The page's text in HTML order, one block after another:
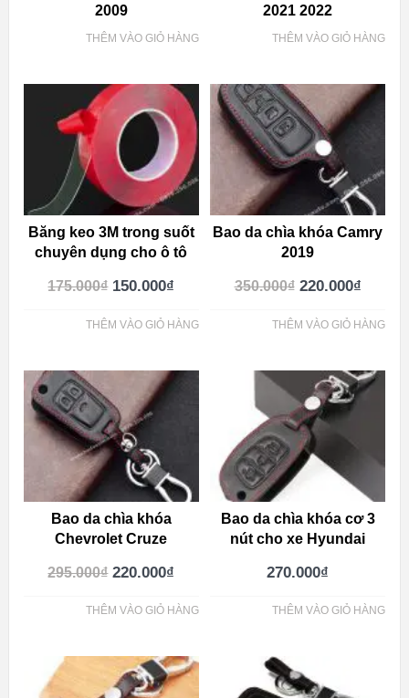
2009
THÊM VÀO GIỎ HÀNG
2021 2022
THÊM VÀO GIỎ HÀNG
Băng keo 3M trong suốt
chuyên dụng cho ô tô
175.000₫ 150.000₫
THÊM VÀO GIỎ HÀNG
Bao da chìa khóa Camry
2019
350.000₫ 220.000₫
THÊM VÀO GIỎ HÀNG
Bao da chìa khóa
Chevrolet Cruze
295.000₫ 220.000₫
THÊM VÀO GIỎ HÀNG
Bao da chìa khóa cơ 3
nút cho xe Hyundai
270.000₫
THÊM VÀO GIỎ HÀNG